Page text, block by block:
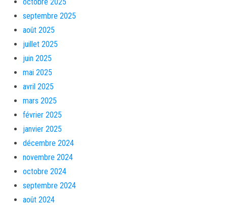
septembre 2025
août 2025
juillet 2025
juin 2025
mai 2025
avril 2025
mars 2025
février 2025
janvier 2025
décembre 2024
novembre 2024
octobre 2024
septembre 2024
août 2024